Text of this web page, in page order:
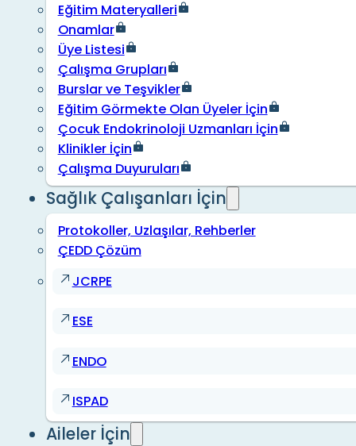
Eğitim Materyalleri
Onamlar
Üye Listesi
Çalışma Grupları
Burslar ve Teşvikler
Eğitim Görmekte Olan Üyeler İçin
Çocuk Endokrinoloji Uzmanları İçin
Klinikler İçin
Çalışma Duyuruları
Sağlık Çalışanları İçin
Protokoller, Uzlaşılar, Rehberler
ÇEDD Çözüm
JCRPE
ESE
ENDO
ISPAD
Aileler İçin